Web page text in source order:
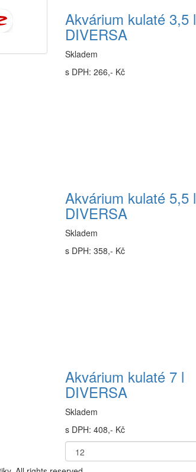
Akvárium kulaté 3,5 l
DIVERSA
Skladem
s DPH: 266,- Kč
Akvárium kulaté 5,5 l
DIVERSA
Skladem
s DPH: 358,- Kč
Akvárium kulaté 7 l
DIVERSA
Skladem
s DPH: 408,- Kč